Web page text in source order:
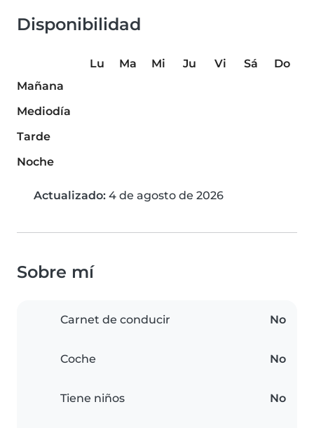
Disponibilidad
Lu Ma Mi Ju Vi Sá
Do
Mañana
Mediodía
Tarde
Noche
Actualizado: 4 de agosto de 2026
Sobre mí
Carnet de conducir No
Coche No
Tiene niños No